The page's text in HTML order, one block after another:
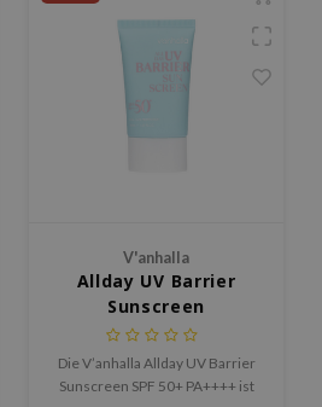
V'anhalla
Allday UV Barrier
Sunscreen
Die V’anhalla Allday UV Barrier
Sunscreen SPF 50+ PA++++ ist